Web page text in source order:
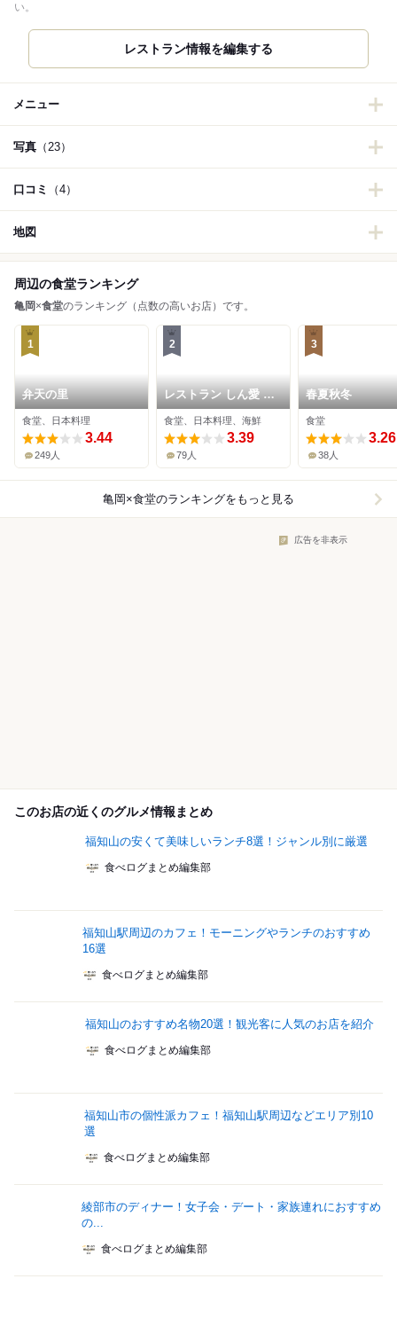
い。
レストラン情報を編集する
メニュー
写真 （23）
口コミ （4）
地図
周辺の食堂ランキング
亀岡 ×食堂のランキング（点数の高いお店）です。
1
弁天の里
食堂、日本料理
3.44
249人
2
レストラン しん愛 亀
岡店
食堂、日本料理、海鮮
3.39
79人
3
春夏秋冬
食堂
3.26
38人
亀岡×食堂のランキングをもっと見る
広告を非表示
このお店の近くのグルメ情報まとめ
福知山の安くて美味しいランチ8選！ジャンル別に厳選
食べログまとめ編集部
福知山駅周辺のカフェ！モーニングやランチのおすすめ
16選
食べログまとめ編集部
福知山のおすすめ名物20選！観光客に人気のお店を紹介
食べログまとめ編集部
福知山市の個性派カフェ！福知山駅周辺などエリア別10
選
食べログまとめ編集部
綾部市のディナー！女子会・デート・家族連れにおすすめ
の...
食べログまとめ編集部